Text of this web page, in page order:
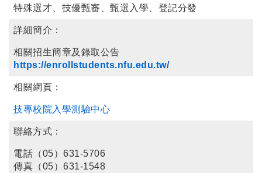
特殊選才、技優甄審、甄選入學、登記分發
詳細簡介：
相關招生簡章及錄取公告
https://enrollstudents.nfu.edu.tw/
相關網頁：
技專校院入學測驗中心
聯絡方式：
電話（05）631-5706
傳真（05）631-1548